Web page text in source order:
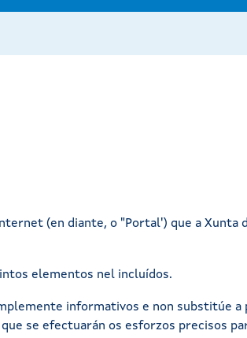
(en diante, o "Portal') que a Xunta
elementos nel incluídos.
informativos e non substitúe a
se efectuarán os esforzos precisos